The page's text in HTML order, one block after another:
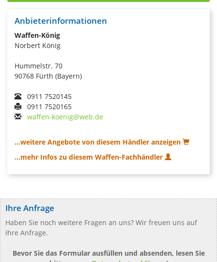
Anbieterinformationen
Waffen-König
Norbert König
Hummelstr. 70
90768 Fürth (Bayern)
0911 7520145
0911 7520165
waffen-koenig@web.de
...weitere Angebote von diesem Händler anzeigen
...mehr Infos zu diesem Waffen-Fachhändler
Ihre Anfrage
Haben Sie noch weitere Fragen an uns? Wir freuen uns auf
ihre Anfrage.
Bevor Sie das Formular ausfüllen und absenden, lesen Sie